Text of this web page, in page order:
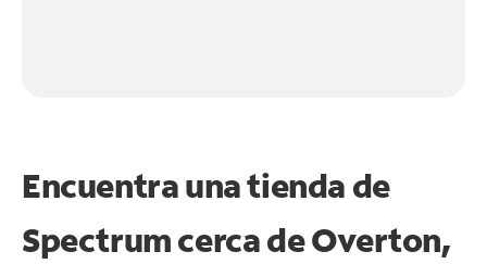
Encuentra una tienda de
Spectrumcerca de Overton,